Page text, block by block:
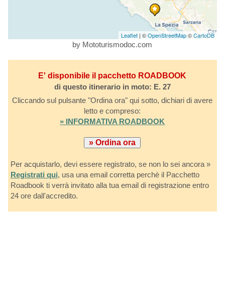
Leaflet | ©OpenStreetMap©CartoDB
by Mototurismodoc.com
E' disponibile il pacchetto ROADBOOK
di questo itinerario in moto: E. 27
Cliccando sul pulsante "Ordina ora" qui sotto, dichiari di avere
letto e compreso:
» INFORMATIVA ROADBOOK
Per acquistarlo, devi essere registrato, se non lo sei ancora »
Registrati qui, usa una email corretta perchè il Pacchetto
Roadbook ti verrà invitato alla tua email di registrazione entro
24 ore dall'accredito.